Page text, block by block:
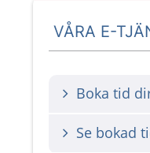
VÅRA E-
Boka tid
Se bokad